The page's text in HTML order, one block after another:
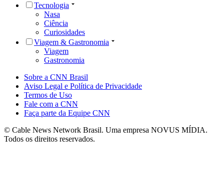
Tecnologia
Nasa
Ciência
Curiosidades
Viagem & Gastronomia
Viagem
Gastronomia
Sobre a CNN Brasil
Aviso Legal e Política de Privacidade
Termos de Uso
Fale com a CNN
Faça parte da Equipe CNN
© Cable News Network Brasil. Uma empresa NOVUS MÍDIA.
Todos os direitos reservados.